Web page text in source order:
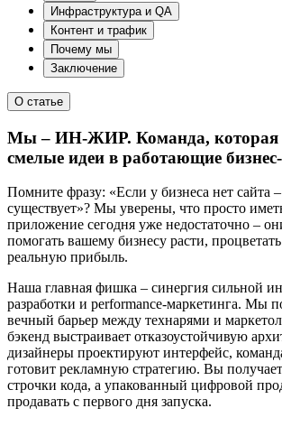
Инфраструктура и QA
Контент и трафик
Почему мы
Заключение
О статье
Мы – ИН-ЖИР. Команда, которая
смелые идеи в работающие
Помните фразу: «Если у бизнеса нет сайта
существует»? Мы уверены, что просто
приложение сегодня уже недостаточно –
помогать вашему бизнесу расти,
реальную прибыль.
Наша главная фишка – синергия сильной
разработки и performance-маркетинга. Мы
вечный барьер между технарями и
бэкенд выстраивает отказоустойчивую
дизайнеры проектируют интерфейс,
готовит рекламную стратегию. Вы
строчки кода, а упакованный цифровой
продавать с первого дня запуска.